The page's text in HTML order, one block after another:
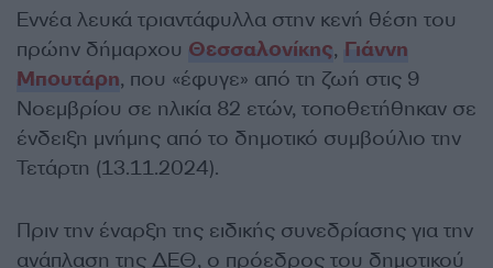
Εννέα λευκά τριαντάφυλλα στην κενή θέση του
πρώην δήμαρχου Θεσσαλονίκης, Γιάννη
Μπουτάρη, που «έφυγε» από τη ζωή στις 9
Νοεμβρίου σε ηλικία 82 ετών, τοποθετήθηκαν σε
ένδειξη μνήμης από το δημοτικό συμβούλιο την
Τετάρτη (13.11.2024).
Πριν την έναρξη της ειδικής συνεδρίασης για την
ανάπλαση της ΔΕΘ, ο πρόεδρος του δημοτικού